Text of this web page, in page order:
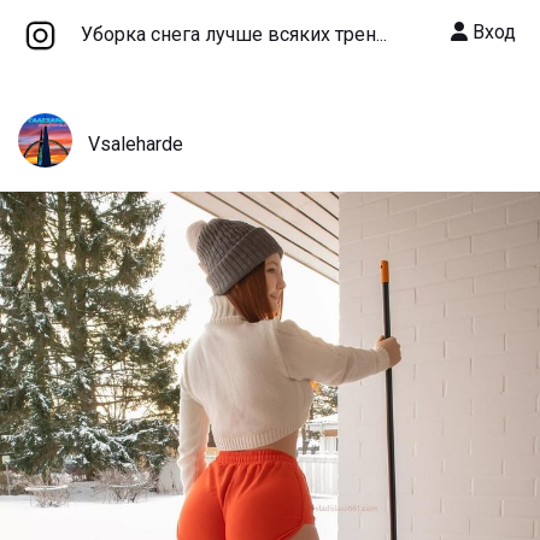
Уборка снега лучше всяких трен... Вход
Vsaleharde